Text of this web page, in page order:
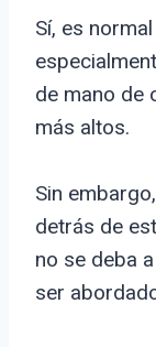
Sí, es
de mano de
más altos.
Sin
detrás de
no se deba
ser